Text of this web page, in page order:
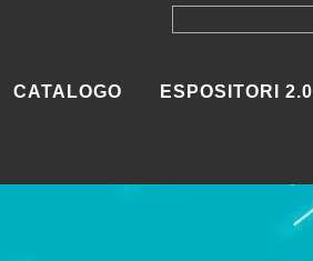
CATALOGO ESPOSITORI 2.0